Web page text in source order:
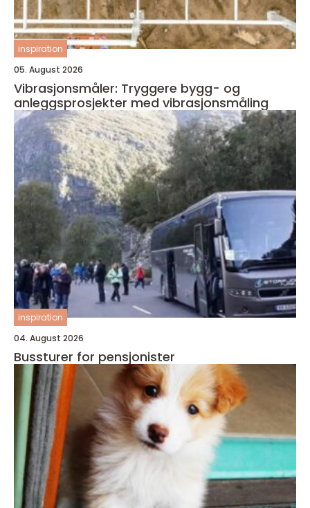
inspiration
05. August 2026
Vibrasjonsmåler: Tryggere bygg- og
anleggsprosjekter med vibrasjonsmåling
inspiration
04. August 2026
Bussturer for pensjonister